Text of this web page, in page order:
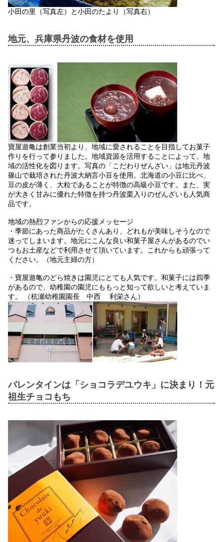
小田の里（写真左）と小田のたより（写真右）
地元、兵庫県丹波の食材を使用
寶屋遊亀は創業当初より、地域に愛されることを目指してお菓子
作りを行って参りました。地域資源を活用することによって、地
域の活性化を図ります。写真の「こだわりぜんざい」は地元丹波
篠山で栽培された丹波大納言小豆を使用。北海道の小豆に比べ、
豆の皮が薄く、大粒であることが特徴の高級小豆です。また、実
が大きく甘みに優れた特徴を持つ丹波栗入りのぜんざいも人気商
品です。
地域の熱烈ファンからの応援メッセージ
・季節にあった商品がたくさんあり、どれもが美味しそうなので
迷ってしまいます。地元にこんな良い和菓子屋さんがあるのでい
つもお土産などで利用させて頂いています。これからも頑張って
ください。（地元主婦の方）
・寶屋遊亀のどら焼きは園児にとても人気です。和菓子には四季
があるので、幼稚園の園児にももっと知って欲しいと考えていま
す。 （杭瀬幼稚園園長 中西 利栄さん）
バレンタインは「ショコラデユウキ」に決まり！元
祖生チョコもち